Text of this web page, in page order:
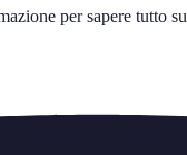
per sapere tutto su